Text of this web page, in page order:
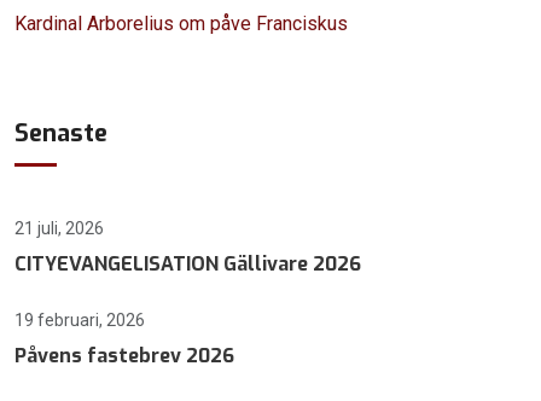
Kardinal Arborelius om påve Franciskus
Senaste
21 juli, 2026
CITYEVANGELISATION Gällivare 2026
19 februari, 2026
Påvens fastebrev 2026